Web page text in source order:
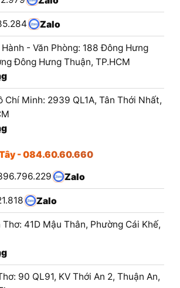
Zalo
- Văn Phòng: 188 Đông Hưng
Đông Hưng Thuận, TP.HCM
Chí Minh: 2939 QL1A, Tân Thới Nhất,
- 084.60.60.660
Zalo
Zalo
41D Mậu Thân, Phường Cái Khế,
90 QL91, KV Thới An 2, Thuận An,